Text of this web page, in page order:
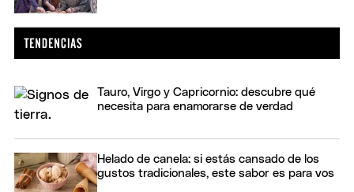
Tauro, Virgo y Capricornio: descubre qué
necesita para enamorarse de verdad
Helado de canela: si estás cansado de los
gustos tradicionales, este sabor es para vos